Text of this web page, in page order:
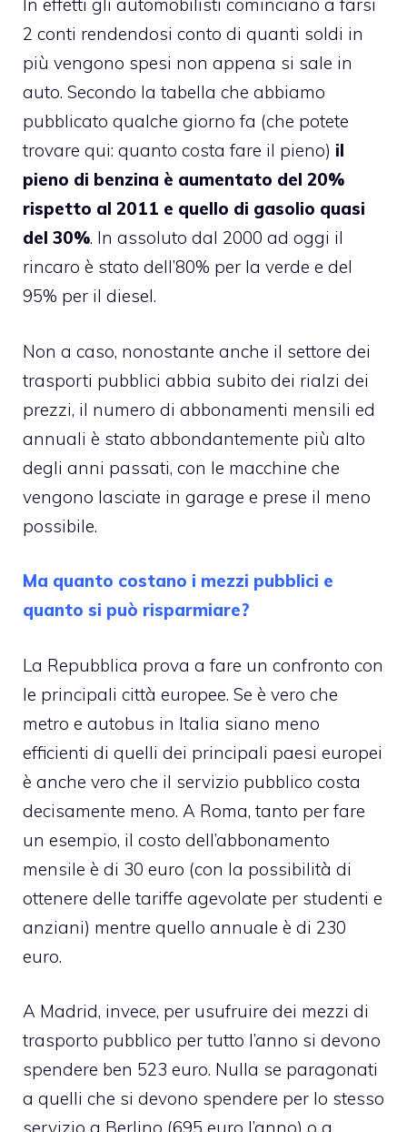
In effetti gli automobilisti cominciano a farsi
2 conti rendendosi conto di quanti soldi in
più vengono spesi non appena si sale in
auto. Secondo la tabella che abbiamo
pubblicato qualche giorno fa (che potete
trovare qui: quanto costa fare il pieno) il
pieno di benzina è aumentato del 20%
rispetto al 2011 e quello di gasolio quasi
del 30%. In assoluto dal 2000 ad oggi il
rincaro è stato dell’80% per la verde e del
95% per il diesel.
Non a caso, nonostante anche il settore dei
trasporti pubblici abbia subito dei rialzi dei
prezzi, il numero di abbonamenti mensili ed
annuali è stato abbondantemente più alto
degli anni passati, con le macchine che
vengono lasciate in garage e prese il meno
possibile.
Ma quanto costano i mezzi pubblici e
quanto si può risparmiare?
La Repubblica prova a fare un confronto con
le principali città europee. Se è vero che
metro e autobus in Italia siano meno
efficienti di quelli dei principali paesi europei
è anche vero che il servizio pubblico costa
decisamente meno. A Roma, tanto per fare
un esempio, il costo dell’abbonamento
mensile è di 30 euro (con la possibilità di
ottenere delle tariffe agevolate per studenti e
anziani) mentre quello annuale è di 230
euro.
A Madrid, invece, per usufruire dei mezzi di
trasporto pubblico per tutto l’anno si devono
spendere ben 523 euro. Nulla se paragonati
a quelli che si devono spendere per lo stesso
servizio a Berlino (695 euro l’anno) o a